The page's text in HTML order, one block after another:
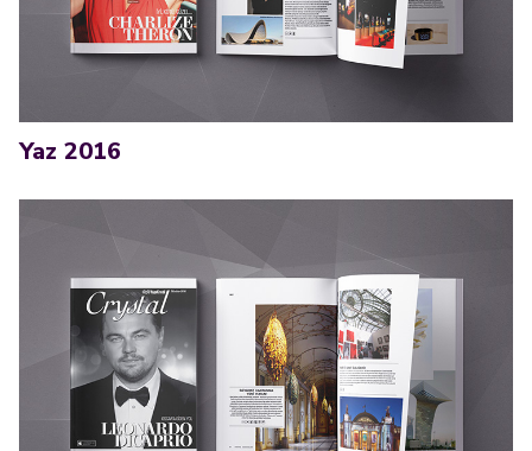
Yaz 2016